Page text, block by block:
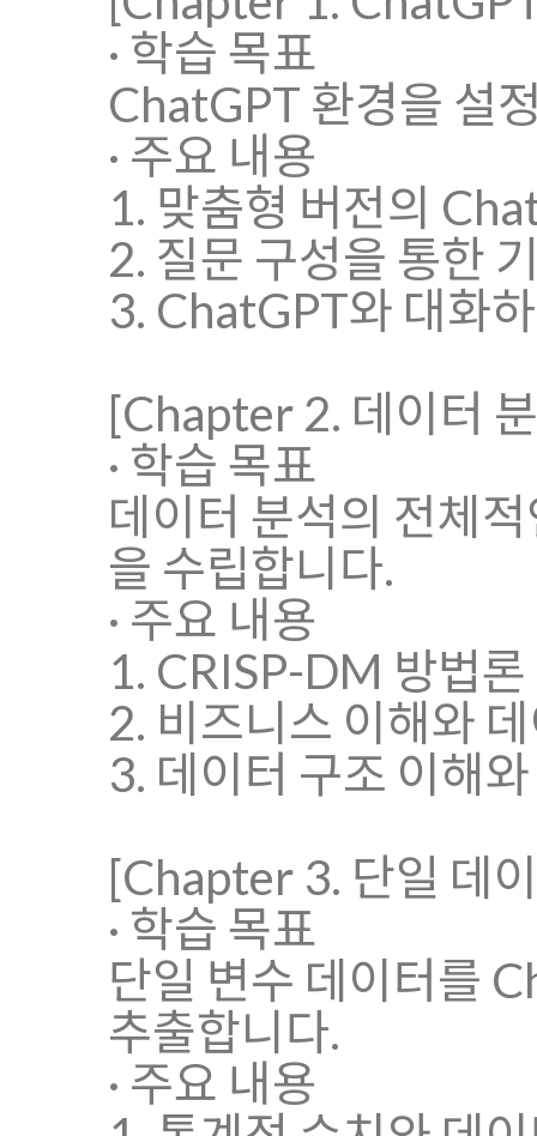
· 학습 목표
ChatGPT 환경을 설
· 주요 내용
1. 맞춤형 버전의
2. 질문 구성을 통한
3. ChatGPT와 대화
[Chapter 2. 데이터
· 학습 목표
데이터 분석의 전체
을 수립합니다.
· 주요 내용
1. CRISP-DM 방법
2. 비즈니스 이해와
3. 데이터 구조 이해
[Chapter 3. 단일 데
· 학습 목표
단일 변수 데이터를
추출합니다.
· 주요 내용